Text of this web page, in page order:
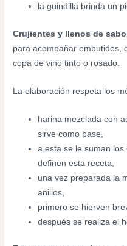
la guindilla brinda un
Crujientes y llenos de
para acompañar embutidos,
copa de vino tinto o rosado.
La elaboración respeta los
harina mezclada con
sirve como base,
a esta se le suman
definen esta receta,
una vez preparada la
anillos,
primero se hierven
después se realiza el